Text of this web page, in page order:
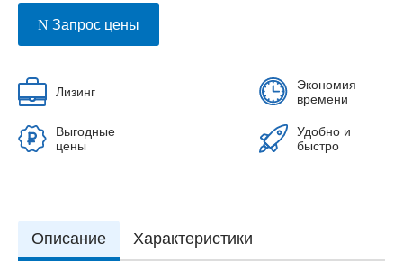
Запрос цены
Лизинг
Экономия
времени
Выгодные
цены
Удобно и
быстро
Описание Характеристики